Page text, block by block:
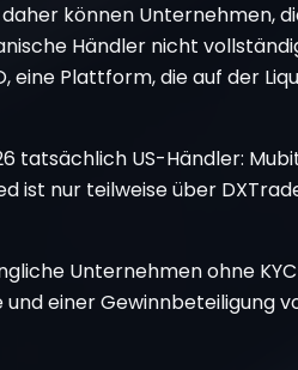
können Unternehmen,
Händler nicht
eine Plattform, die auf der
tatsächlich US-Händler:
ist nur teilweise über
Unternehmen ohne
einer Gewinnbeteiligung